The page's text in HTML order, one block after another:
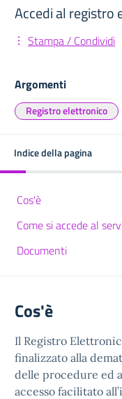
Accedi al registro
Stampa / Condividi
Argomenti
Registro elettronico
Indice della pagina
Cos'è
Come si accede al
Documenti
Cos'è
Il Registro
finalizzato alla
delle procedure ed
accesso facilitato